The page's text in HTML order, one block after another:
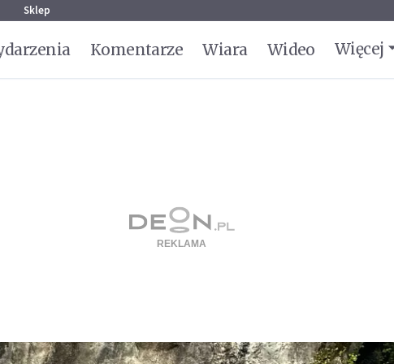
Sklep
Komentarze Wiara Wideo Więcej